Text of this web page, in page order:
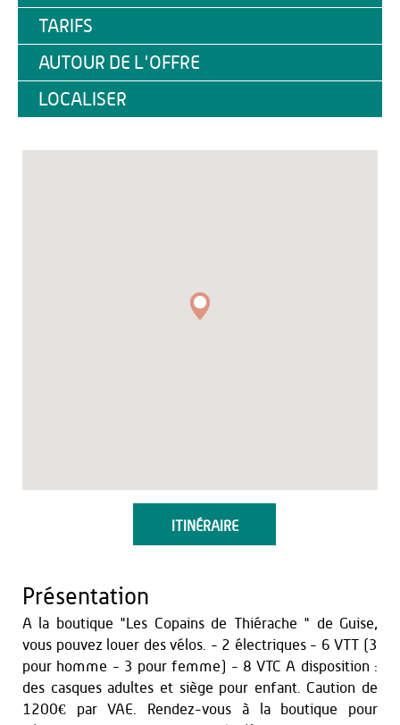
TARIFS
AUTOUR DE L'OFFRE
LOCALISER
ITINÉRAIRE
Présentation
A la boutique "Les Copains de Thiérache " de Guise,
vous pouvez louer des vélos. - 2 électriques - 6 VTT (3
pour homme - 3 pour femme) - 8 VTC A disposition :
des casques adultes et siège pour enfant. Caution de
1200€ par VAE. Rendez-vous à la boutique pour